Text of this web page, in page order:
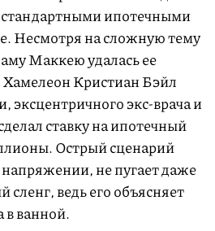
ипотечными
Несмотря на сложную тему
Маккею удалась ее
Хамелеон Кристиан Бэйл
эксцентричного экс-врача и
ставку на ипотечный
Острый сценарий
не пугает даже
ведь его объясняет
ванной.